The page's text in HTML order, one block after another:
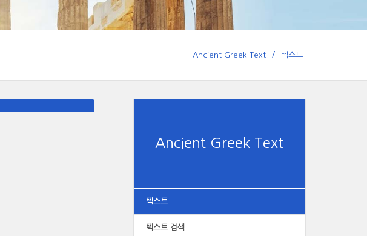
Ancient Greek Text 텍스트
Ancient Greek Text
텍스트
텍스트 검색